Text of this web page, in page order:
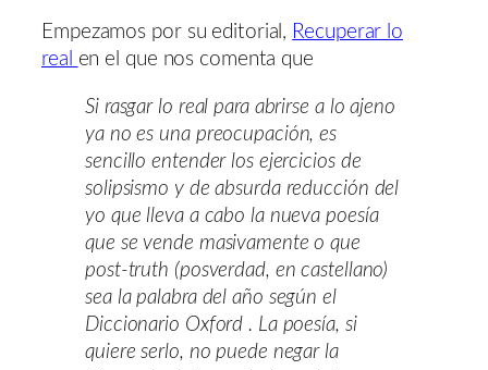
Empezamos por su editorial, Recuperar lo
real en el que nos comenta que
Si rasgar lo real para abrirse a lo ajeno
ya no es una preocupación, es
sencillo entender los ejercicios de
solipsismo y de absurda reducción del
yo que lleva a cabo la nueva poesía
que se vende masivamente o que
post-truth (posverdad, en castellano)
sea la palabra del año según el
Diccionario Oxford . La poesía, si
quiere serlo, no puede negar la